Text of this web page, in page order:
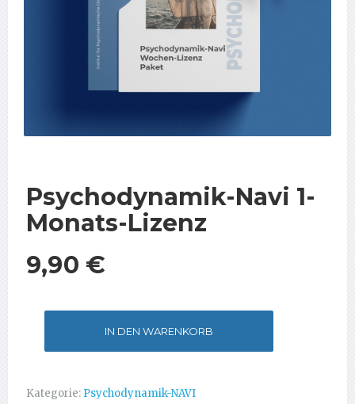
Psychodynamik-Navi 1-
Monats-Lizenz
9,90 €
Menge
IN DEN WARENKORB
Kategorie: Psychodynamik-NAVI